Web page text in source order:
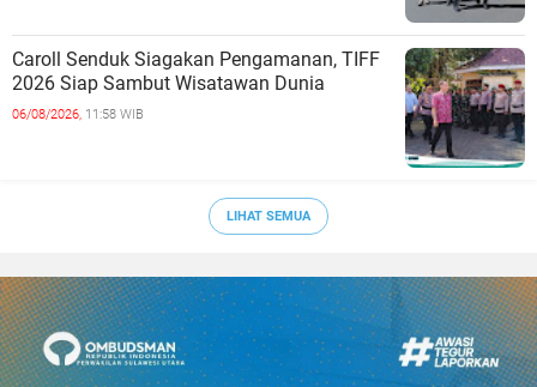
Caroll Senduk Siagakan Pengamanan, TIFF
2026 Siap Sambut Wisatawan Dunia
06/08/2026, 11:58 WIB
LIHAT SEMUA